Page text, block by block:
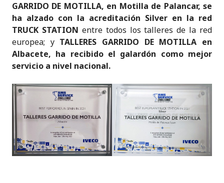
GARRIDO DE MOTILLA, en Motilla de Palancar, se
ha alzado con la acreditación Silver en la red
TRUCK STATION entre todos los talleres de la red
europea; y TALLERES GARRIDO DE MOTILLA en
Albacete, ha recibido el galardón como mejor
servicio a nivel nacional.